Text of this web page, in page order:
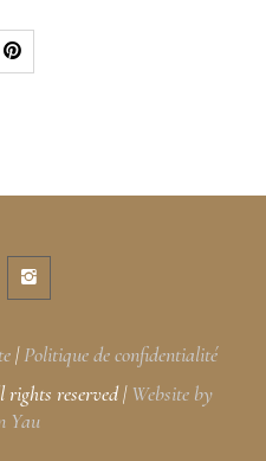
|Politique de confidentialité
rights reserved| Website by
Yau